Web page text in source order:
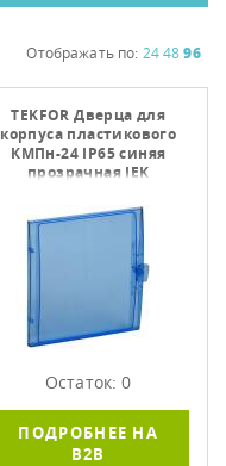
Отображать по: 2448 96
TEKFOR Дверца для
корпуса пластикового
КМПн-24 IP65 синяя
прозрачная IEK
Остаток: 0
ПОДРОБНЕЕ НА
B2B